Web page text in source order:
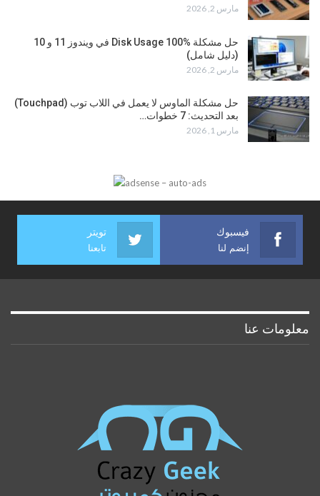
مارس 2, 2026
حل مشكلة Disk Usage 100% في ويندوز 11 و 10
(دليل شامل)
مارس 2, 2026
حل مشكلة الماوس لا يعمل في اللاب توب (Touchpad)
بعد التحديث: 7 خطوات…
مارس 1, 2026
فيسبوك
إنضم لنا
تويتر
تابعنا
معلومات عنا